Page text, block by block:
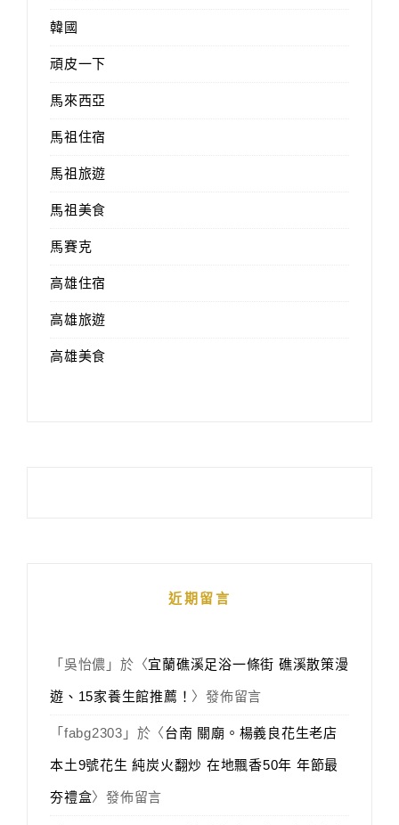
韓國
頑皮一下
馬來西亞
馬祖住宿
馬祖旅遊
馬祖美食
馬賽克
高雄住宿
高雄旅遊
高雄美食
近期留言
「 吳怡儂 」於〈宜蘭礁溪足浴一條街 礁溪散策漫
遊、15家養生館推薦！ 〉發佈留言
「 fabg2303 」於〈台南 關廟。楊義良花生老店
本土9號花生 純炭火翻炒 在地飄香50年 年節最
夯禮盒〉發佈留言